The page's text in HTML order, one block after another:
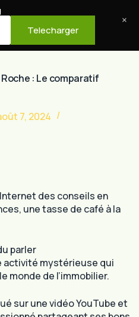
: Le comparatif
7, 2024
des conseils en
une tasse de café à la
parler
activité mystérieuse qui
monde de l’immobilier.
sur une vidéo YouTube et
Telecharger
×